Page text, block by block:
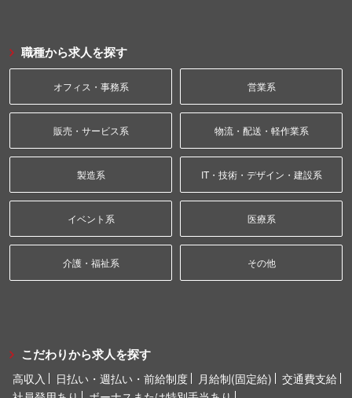
職種から求人を探す
オフィス・事務系 営業系
販売・サービス系 物流・配送・軽作業系
製造系 IT・技術・デザイン・建設系
イベント系 医療系
介護・福祉系 その他
こだわりから求人を探す
高収入 日払い・週払い・前給制度 月給制(固定給)
交通費支給